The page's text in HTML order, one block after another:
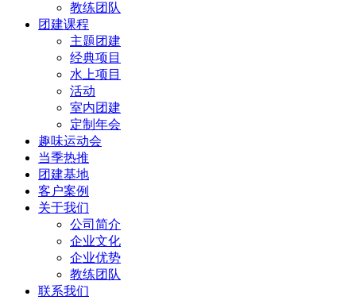
教练团队
团建课程
主题团建
经典项目
水上项目
活动
室内团建
定制年会
趣味运动会
当季热推
团建基地
客户案例
关于我们
公司简介
企业文化
企业优势
教练团队
联系我们